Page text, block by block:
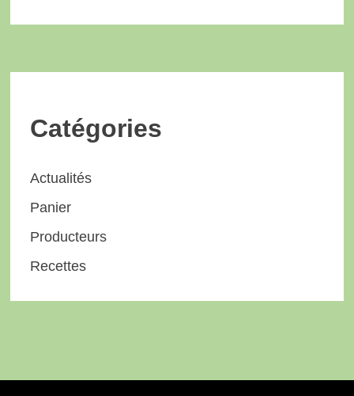
Catégories
Actualités
Panier
Producteurs
Recettes